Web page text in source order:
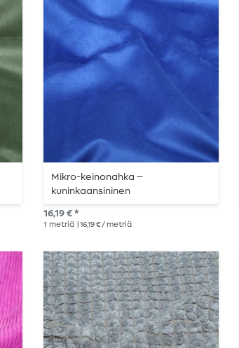
Mikro-keinonahka –
kuninkaansininen
16,19 € *
1 metriä | 16,19 € / metriä